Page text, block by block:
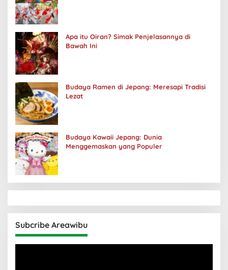
Apa itu Oiran? Simak Penjelasannya di
Bawah Ini
Budaya Ramen di Jepang: Meresapi Tradisi
Lezat
Budaya Kawaii Jepang: Dunia
Menggemaskan yang Populer
Subcribe Areawibu